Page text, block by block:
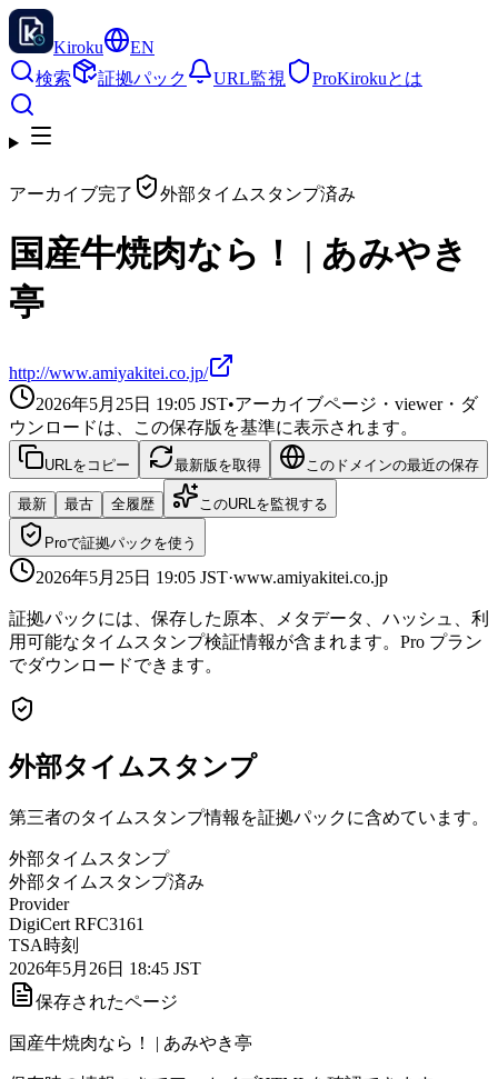
Kiroku
EN
検索
証拠パック URL監視 ProKirokuとは
アーカイブ完了 外部タイムスタンプ済み
国産牛焼肉なら！ | あみやき
亭
http://www.amiyakitei.co.jp/
2026年5月25日 19:05 JST•アーカイブページ・viewer・ダ
ウンロードは、この保存版を基準に表示されます。
URLをコピー 最新版を取得 このドメインの最近の保存
最新 最古 全履歴 このURLを監視する
Proで証拠パックを使う
2026年5月25日 19:05 JST·www.amiyakitei.co.jp
証拠パックには、保存した原本、メタデータ、ハッシュ、利
用可能なタイムスタンプ検証情報が含まれます。Pro プラン
でダウンロードできます。
外部タイムスタンプ
第三者のタイムスタンプ情報を証拠パックに含めています。
外部タイムスタンプ
外部タイムスタンプ済み
Provider
DigiCert RFC3161
TSA時刻
2026年5月26日 18:45 JST
保存されたページ
国産牛焼肉なら！ | あみやき亭